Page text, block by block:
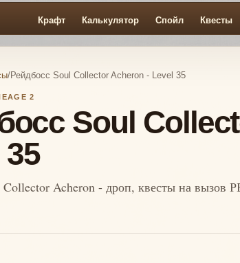
Крафт Калькулятор Спойл Квесты
/Рейдбосс Soul Collector Acheron - Level 35
2
Soul
Collector Acheron - дроп, квесты на вызов